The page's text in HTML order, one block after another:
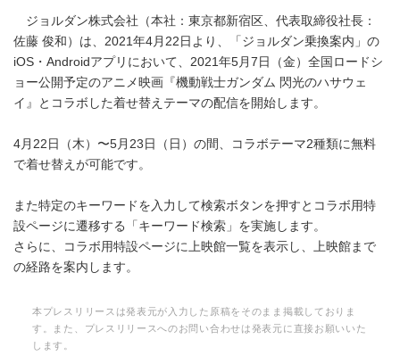
ジョルダン株式会社（本社：東京都新宿区、代表取締役社長：
佐藤 俊和）は、2021年4月22日より、「ジョルダン乗換案内」の
iOS・Androidアプリにおいて、2021年5月7日（金）全国ロードシ
ョー公開予定のアニメ映画『機動戦士ガンダム 閃光のハサウェ
イ』とコラボした着せ替えテーマの配信を開始します。
4月22日（木）〜5月23日（日）の間、コラボテーマ2種類に無料
で着せ替えが可能です。
また特定のキーワードを入力して検索ボタンを押すとコラボ用特
設ページに遷移する「キーワード検索」を実施します。
さらに、コラボ用特設ページに上映館一覧を表示し、上映館まで
の経路を案内します。
本プレスリリースは発表元が入力した原稿をそのまま掲載しておりま
す。また、プレスリリースへのお問い合わせは発表元に直接お願いいた
します。